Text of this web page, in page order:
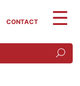
CONTACT